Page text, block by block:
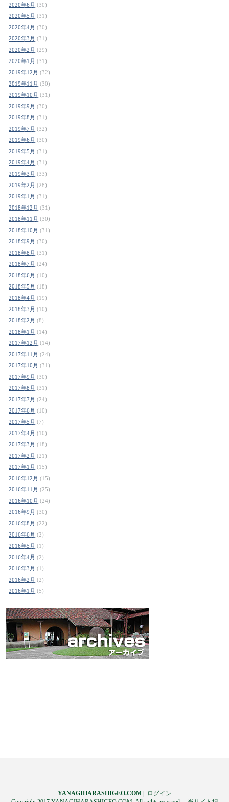
2020年6月 (30)
2020年5月 (31)
2020年4月 (30)
2020年3月 (31)
2020年2月 (29)
2020年1月 (31)
2019年12月 (32)
2019年11月 (30)
2019年10月 (31)
2019年9月 (30)
2019年8月 (31)
2019年7月 (32)
2019年6月 (30)
2019年5月 (31)
2019年4月 (31)
2019年3月 (33)
2019年2月 (28)
2019年1月 (31)
2018年12月 (31)
2018年11月 (30)
2018年10月 (31)
2018年9月 (30)
2018年8月 (31)
2018年7月 (24)
2018年6月 (10)
2018年5月 (18)
2018年4月 (19)
2018年3月 (10)
2018年2月 (8)
2018年1月 (14)
2017年12月 (14)
2017年11月 (24)
2017年10月 (31)
2017年9月 (30)
2017年8月 (31)
2017年7月 (24)
2017年6月 (10)
2017年5月 (7)
2017年4月 (10)
2017年3月 (18)
2017年2月 (21)
2017年1月 (15)
2016年12月 (15)
2016年11月 (25)
2016年10月 (24)
2016年9月 (30)
2016年8月 (22)
2016年6月 (2)
2016年5月 (1)
2016年4月 (2)
2016年3月 (1)
2016年2月 (2)
2016年1月 (5)
YANAGIHARASHIGEO.COM|
ログイン